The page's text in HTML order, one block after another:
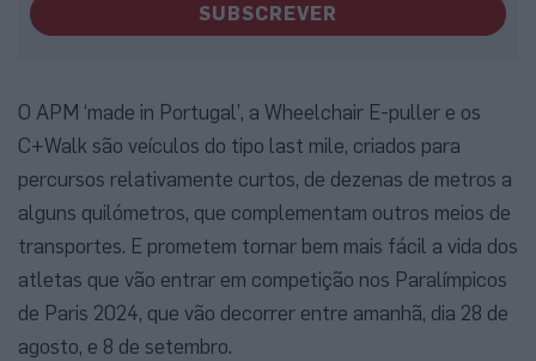
SUBSCREVER
O APM ‘made in Portugal’, a Wheelchair E-puller e os
C+Walk são veículos do tipo last mile, criados para
percursos relativamente curtos, de dezenas de metros a
alguns quilómetros, que complementam outros meios de
transportes. E prometem tornar bem mais fácil a vida dos
atletas que vão entrar em competição nos Paralímpicos
de Paris 2024, que vão decorrer entre amanhã, dia 28 de
agosto, e 8 de setembro.